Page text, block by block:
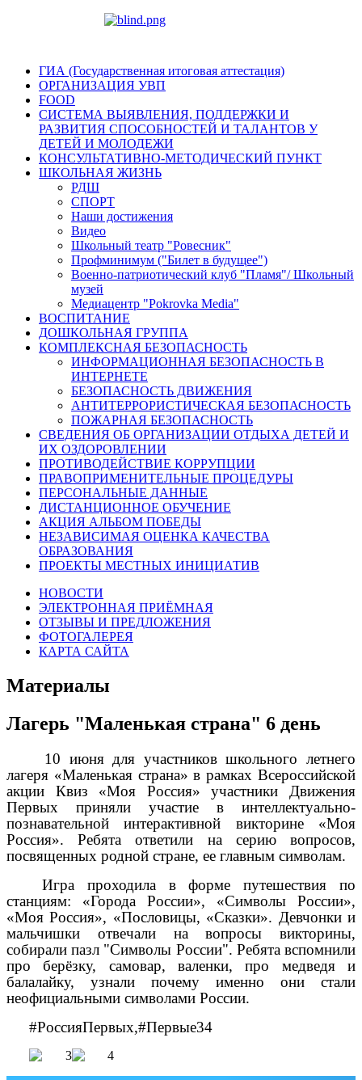
ГИА (Государственная итоговая аттестация)
ОРГАНИЗАЦИЯ УВП
FOOD
СИСТЕМА ВЫЯВЛЕНИЯ, ПОДДЕРЖКИ И
РАЗВИТИЯ СПОСОБНОСТЕЙ И ТАЛАНТОВ У
ДЕТЕЙ И МОЛОДЕЖИ
КОНСУЛЬТАТИВНО-МЕТОДИЧЕСКИЙ ПУНКТ
ШКОЛЬНАЯ ЖИЗНЬ
РДШ
СПОРТ
Наши достижения
Видео
Школьный театр "Ровесник"
Профминимум ("Билет в будущее")
Военно-патриотический клуб "Пламя"/ Школьный
музей
Медиацентр "Pokrovka Media"
ВОСПИТАНИЕ
ДОШКОЛЬНАЯ ГРУППА
КОМПЛЕКСНАЯ БЕЗОПАСНОСТЬ
ИНФОРМАЦИОННАЯ БЕЗОПАСНОСТЬ В
ИНТЕРНЕТЕ
БЕЗОПАСНОСТЬ ДВИЖЕНИЯ
АНТИТЕРРОРИСТИЧЕСКАЯ БЕЗОПАСНОСТЬ
ПОЖАРНАЯ БЕЗОПАСНОСТЬ
СВЕДЕНИЯ ОБ ОРГАНИЗАЦИИ ОТДЫХА ДЕТЕЙ И
ИХ ОЗДОРОВЛЕНИИ
ПРОТИВОДЕЙСТВИЕ КОРРУПЦИИ
ПРАВОПРИМЕНИТЕЛЬНЫЕ ПРОЦЕДУРЫ
ПЕРСОНАЛЬНЫЕ ДАННЫЕ
ДИСТАНЦИОННОЕ ОБУЧЕНИЕ
АКЦИЯ АЛЬБОМ ПОБЕДЫ
НЕЗАВИСИМАЯ ОЦЕНКА КАЧЕСТВА
ОБРАЗОВАНИЯ
ПРОЕКТЫ МЕСТНЫХ ИНИЦИАТИВ
НОВОСТИ
ЭЛЕКТРОННАЯ ПРИЁМНАЯ
ОТЗЫВЫ И ПРЕДЛОЖЕНИЯ
ФОТОГАЛЕРЕЯ
КАРТА САЙТА
Материалы
Лагерь "Маленькая страна" 6 день
10 июня для участников школьного летнего
лагеря «Маленькая страна» в рамках Всероссийской
акции Квиз «Моя Россия» участники Движения
Первых приняли участие в интеллектуально-
познавательной интерактивной викторине «Моя
Россия».Ребята ответили на серию вопросов,
посвященных родной стране, ее главным символам.
Игра проходила в форме путешествия по
станциям: «Города России», «Символы России»,
«Моя Россия», «Пословицы, «Сказки». Девчонки и
мальчишки отвечали на вопросы викторины,
собирали пазл "Символы России". Ребята вспомнили
про берёзку, самовар, валенки, про медведя и
балалайку, узнали почему именно они стали
неофициальными символами России.
#РоссияПервых,#Первые34